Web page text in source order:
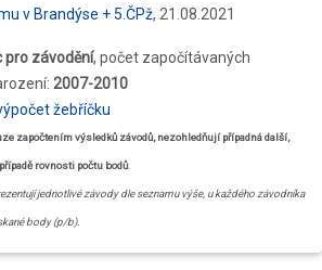
v Brandýse + 5.ČPž, 21.08.2021
pro závodění, počet započítávaných
2007-2010
žebříčku
započtením výsledků závodů, nezohledňují případná další,
rovnosti počtu bodů.
jednotlivé závody dle seznamu výše, u každého závodníka
body (p/b).